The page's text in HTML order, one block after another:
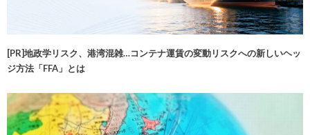
[PR]地政学リスク、港湾混雑…コンテナ運賃の変動リスクへの新しいヘッ
ジ方法「FFA」とは